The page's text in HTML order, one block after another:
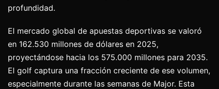
profundidad.
El mercado global de apuestas deportivas se valoró
en 162.530 millones de dólares en 2025,
proyectándose hacia los 575.000 millones para 2035.
El golf captura una fracción creciente de ese volumen,
especialmente durante las semanas de Major. Esta